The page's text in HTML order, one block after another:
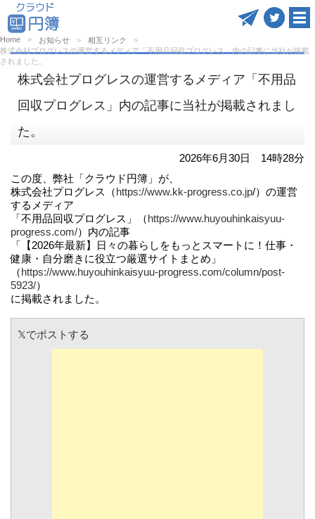
Home お知らせ
相互リンク
株式会社プログレスの運営するメディア「不用品回収プログレス」内の記事に当社が掲載
されました。
株式会社プログレスの運営するメディア「不用品
回収プログレス」内の記事に当社が掲載されまし
た。
2026年6月30日 14時28分
この度、弊社「クラウド円簿」が、
株式会社プログレス（https://www.kk-progress.co.jp/）の運営
するメディア
「不用品回収プログレス」（https://www.huyouhinkaisyuu-
progress.com/）内の記事
「【2026年最新】日々の暮らしをもっとスマートに！仕事・
健康・自分磨きに役立つ厳選サイトまとめ」
（https://www.huyouhinkaisyuu-progress.com/column/post-
5923/）
に掲載されました。
𝕏でポストする